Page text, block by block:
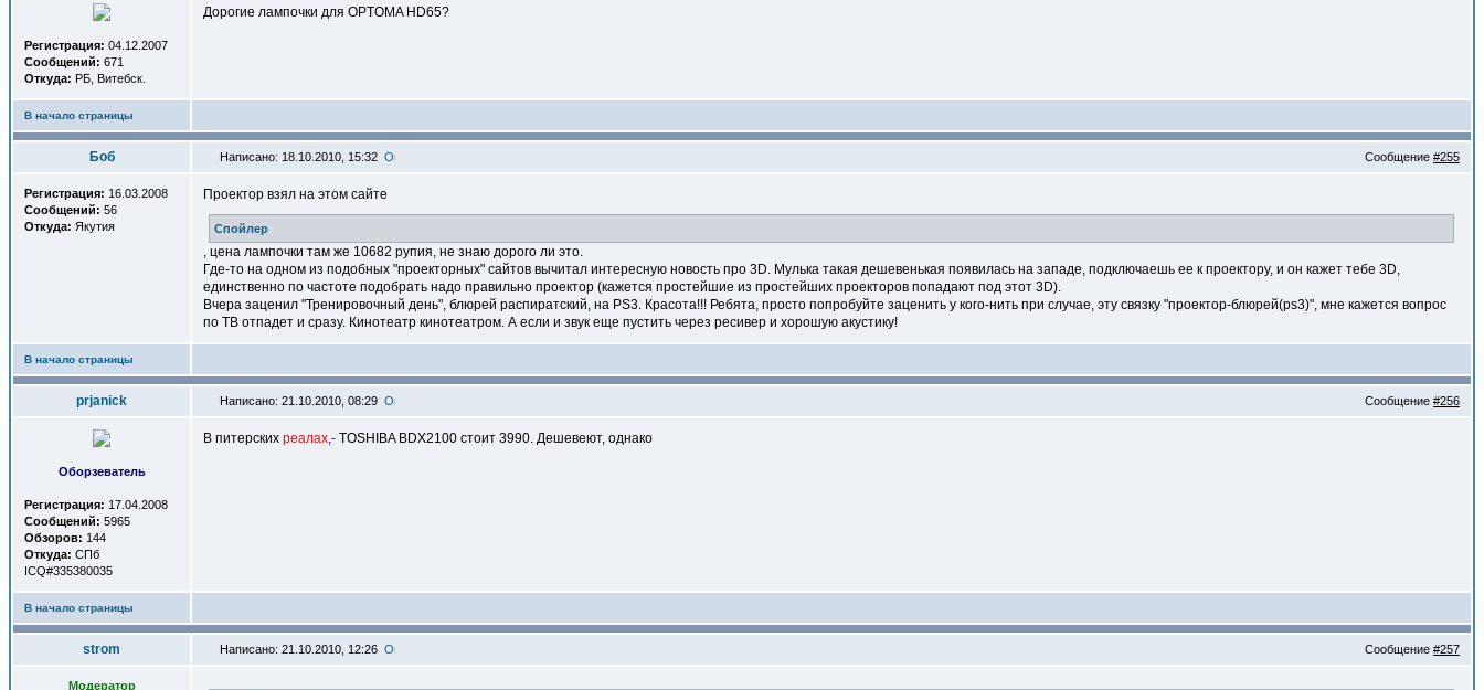
Регистрация: 04.12.2007
Сообщений: 671
Откуда: РБ, Витебск.
Дорогие лампочки для OPTOMA HD65?
В начало страницы
Боб Написано: 18.10.2010, 15:32 Сообщение #255
Регистрация: 16.03.2008
Сообщений: 56
Откуда: Якутия
Проектор взял на этом сайте
Спойлер
, цена лампочки там же 10682 рупия, не знаю дорого ли это.
Где-то на одном из подобных "проекторных" сайтов вычитал интересную новость про 3D. Мулька такая дешевенькая появилась на западе, подключаешь ее к проектору, и он кажет тебе 3D,
единственно по частоте подобрать надо правильно проектор (кажется простейшие из простейших проекторов попадают под этот 3D).
Вчера заценил "Тренировочный день", блюрей распиратский, на PS3. Красота!!! Ребята, просто попробуйте заценить у кого-нить при случае, эту связку "проектор-блюрей(ps3)", мне кажется вопрос
по ТВ отпадет и сразу. Кинотеатр кинотеатром. А если и звук еще пустить через ресивер и хорошую акустику!
В начало страницы
prjanick Написано: 21.10.2010, 08:29 Сообщение #256
Оборзеватель
Регистрация: 17.04.2008
Сообщений: 5965
Обзоров: 144
Откуда: СПб
ICQ#335380035
В питерских реалах,- TOSHIBA BDX2100 стоит 3990. Дешевеют, однако
В начало страницы
strom Написано: 21.10.2010, 12:26 Сообщение #257
Модератор